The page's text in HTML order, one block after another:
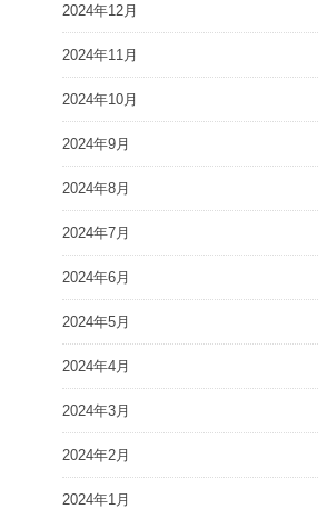
2024年12月
2024年11月
2024年10月
2024年9月
2024年8月
2024年7月
2024年6月
2024年5月
2024年4月
2024年3月
2024年2月
2024年1月